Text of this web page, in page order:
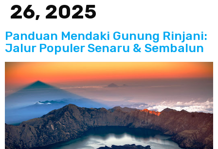
26, 2025
Panduan Mendaki Gunung Rinjani:
Jalur Populer Senaru & Sembalun